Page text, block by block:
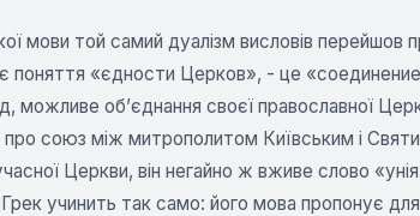
мови той самий дуалізм висловів
поняття «єдности Церков», - це
можливе об’єднання своєї православної
про союз між митрополитом Київським і
Церкви, він негайно ж вживе слово
учинить так само: його мова пропонує